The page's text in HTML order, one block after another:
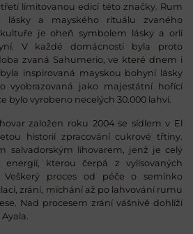
limitovanou edicí této značky. Rum
lásky a mayského rituálu zvaného
je oheň symbolem lásky a orlí
V každé domácnosti byla proto
zvaná Sahumerio, ve které dnem i
inspirovaná mayskou bohyní lásky
vyobrazovaná jako majestátní hořící
bylo vyrobeno necelých 30.000 lahví.
založen roku 2004 se sídlem v El
historií zpracování cukrové třtiny.
salvadorským lihovarem, jenž je celý
energií, kterou čerpá z vylisovaných
proces od péče o semínko
zrání, míchání až po lahvování rumu
Nad procesem zrání vášnivě dohlíží